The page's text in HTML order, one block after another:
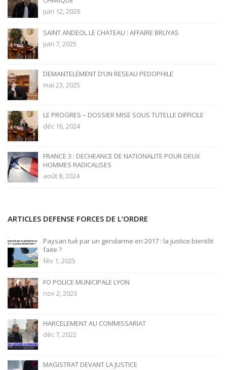
juin 12, 2026
SAINT ANDEOL LE CHATEAU : AFFAIRE BRUYAS
juin 7, 2025
DEMANTELEMENT D’UN RESEAU PEDOPHILE
mai 23, 2025
LE PROGRES – DOSSIER MISE SOUS TUTELLE DIFFICILE
déc 16, 2024
FRANCE 3 : DECHEANCE DE NATIONALITE POUR DEUX
HOMMES RADICALISES
août 8, 2024
ARTICLES DEFENSE FORCES DE L’ORDRE
Paysan tué par un gendarme en 2017 : la justice bientôt
faite ?
fév 1, 2025
FO POLICE MUNICIPALE LYON
nov 2, 2023
HARCELEMENT AU COMMISSARIAT
déc 7, 2022
MAGISTRAT DEVANT LA JUSTICE